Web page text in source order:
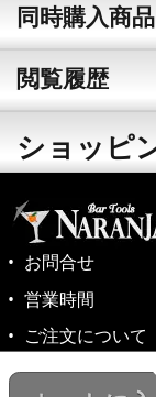
同時購入商品
閲覧履歴
ショッピ
お問合せ
営業時間
ご注文について
©1999-